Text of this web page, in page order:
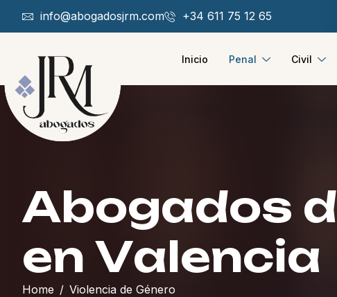
info@abogadosjrm.com +34 611 75 12 65
Inicio Penal Civil
Abogados d
en Valencia
Home Violencia de Género